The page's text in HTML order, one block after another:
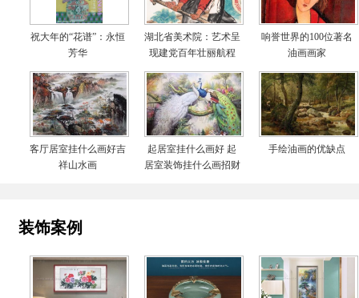
祝大年的“花谱”：永恒
芳华
湖北省美术院：艺术呈
现建党百年壮丽航程
响誉世界的100位著名
油画画家
客厅居室挂什么画好吉
祥山水画
起居室挂什么画好 起
居室装饰挂什么画招财
手绘油画的优缺点
装饰案例